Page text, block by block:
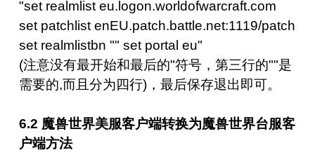
"set realmlist eu.logon.worldofwarcraft.com
set patchlist enEU.patch.battle.net:1119/patch
set realmlistbn "" set portal eu"
(注意没有最开始和最后的"符号，第三行的""是
需要的,而且分为四行)，最后保存退出即可。
6.2 魔兽世界美服客户端转换为魔兽世界台服客
户端方法